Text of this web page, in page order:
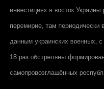
инвестициях в восток
перемирие, там
данным украинских военных,
18 раз обстреляны
самопровозглашённых